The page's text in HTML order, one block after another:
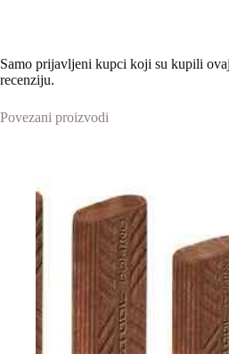
Samo prijavljeni kupci koji su kupili
recenziju.
Povezani proizvodi